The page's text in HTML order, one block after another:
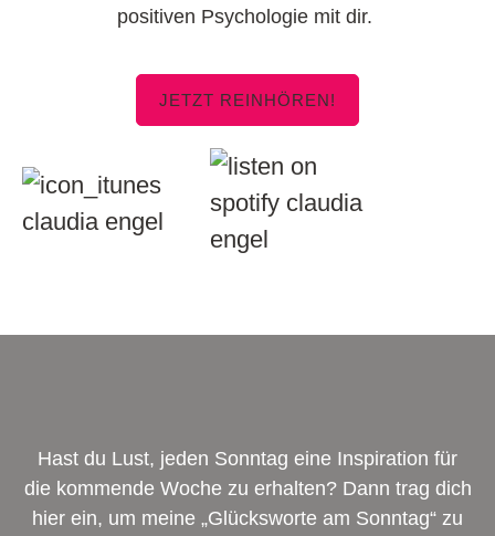
positiven Psychologie mit dir.
JETZT REINHÖREN!
Hast du Lust, jeden Sonntag eine Inspiration für
die kommende Woche zu erhalten? Dann trag dich
hier ein, um meine „Glücksworte am Sonntag“ zu